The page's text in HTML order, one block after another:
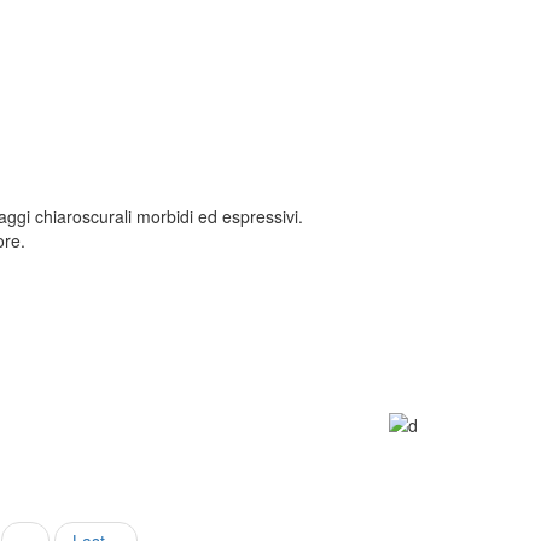
chiaroscurali morbidi ed espressivi.